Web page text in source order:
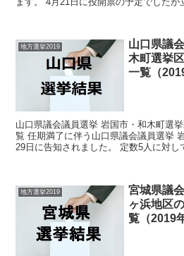
地方選挙2019
山口県議
木町選挙
一覧（
山口県議会議員選挙 岩国市・和木町選
覧 任期満了に伴う山口県議会議員選挙
29日に告知されました。 定数5人に対し
地方選挙2019
宮城県議
ヶ浜地区
覧（2019